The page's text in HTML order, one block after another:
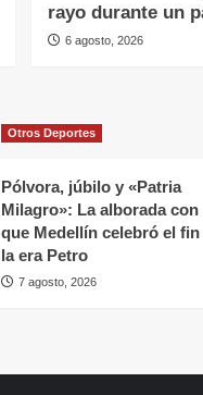
rayo durante un
6 agosto, 2026
Otros Deportes
Pólvora, júbilo y «Patria
Milagro»: La alborada con
que Medellín celebró el fin
la era Petro
7 agosto, 2026